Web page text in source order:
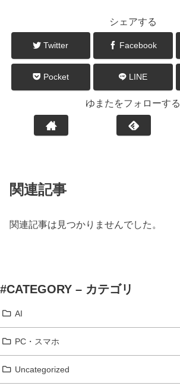
シェアする
Twitter Facebook
Pocket LINE
ゆまたをフォローする
関連記事
関連記事は見つかりませんでした。
#CATEGORY – カテゴリ
AI
PC・スマホ
Uncategorized